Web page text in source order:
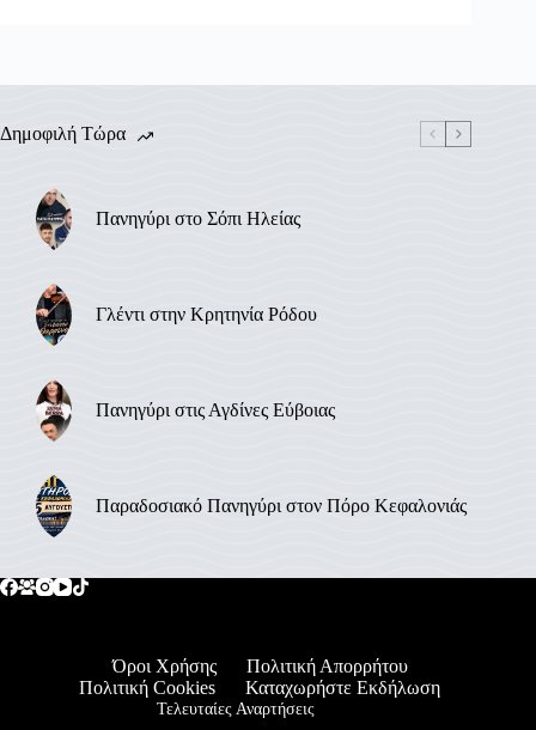
Δημοφιλή Τώρα
Πανηγύρι στο Σόπι Ηλείας
Γλέντι στην Κρητηνία Ρόδου
Πανηγύρι στις Αγδίνες Εύβοιας
Παραδοσιακό Πανηγύρι στον Πόρο Κεφαλονιάς
Όροι Χρήσης
Πολιτική Απορρήτου
Πολιτική Cookies
Καταχωρήστε Εκδήλωση
Τελευταίες Αναρτήσεις